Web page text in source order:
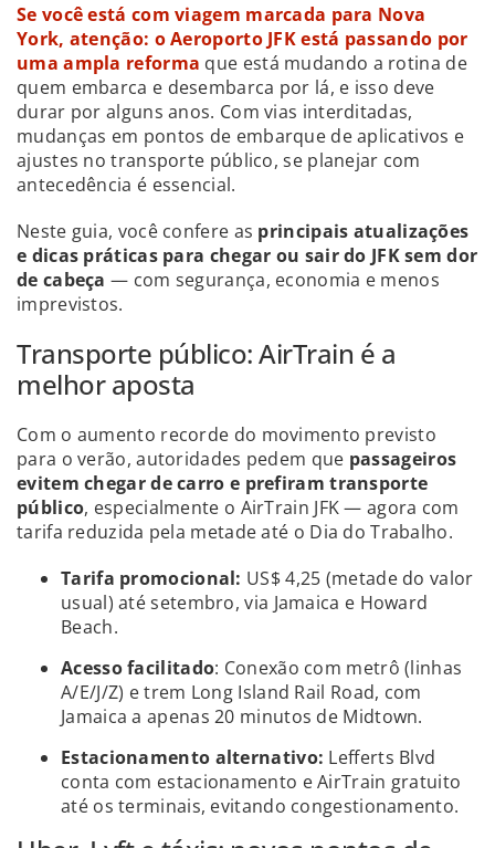
Se você está com viagem marcada para Nova
York, atenção: o Aeroporto JFK está passando por
uma ampla reforma que está mudando a rotina de
quem embarca e desembarca por lá, e isso deve
durar por alguns anos. Com vias interditadas,
mudanças em pontos de embarque de aplicativos e
ajustes no transporte público, se planejar com
antecedência é essencial.
Neste guia, você confere as principais atualizações
e dicas práticas para chegar ou sair do JFK sem dor
de cabeça — com segurança, economia e menos
imprevistos.
Transporte público: AirTrain é a
melhor aposta
Com o aumento recorde do movimento previsto
para o verão, autoridades pedem que passageiros
evitem chegar de carro e prefiram transporte
público, especialmente o AirTrain JFK — agora com
tarifa reduzida pela metade até o Dia do Trabalho.
Tarifa promocional: US$ 4,25 (metade do valor
usual) até setembro, via Jamaica e Howard
Beach.
Acesso facilitado: Conexão com metrô (linhas
A/E/J/Z) e trem Long Island Rail Road, com
Jamaica a apenas 20 minutos de Midtown.
Estacionamento alternativo: Lefferts Blvd
conta com estacionamento e AirTrain gratuito
até os terminais, evitando congestionamento.